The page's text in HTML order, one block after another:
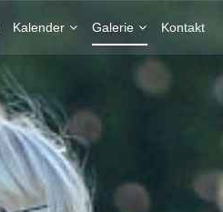
Kalender Galerie Kontakt